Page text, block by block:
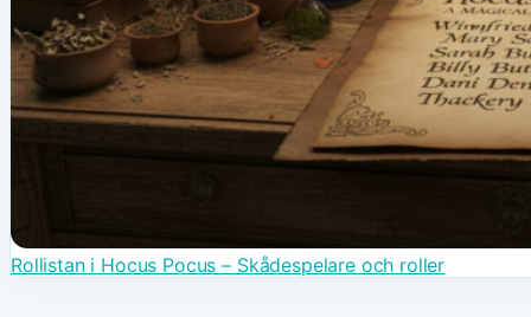
Rollistan i Hocus Pocus – Skådespelare och roller